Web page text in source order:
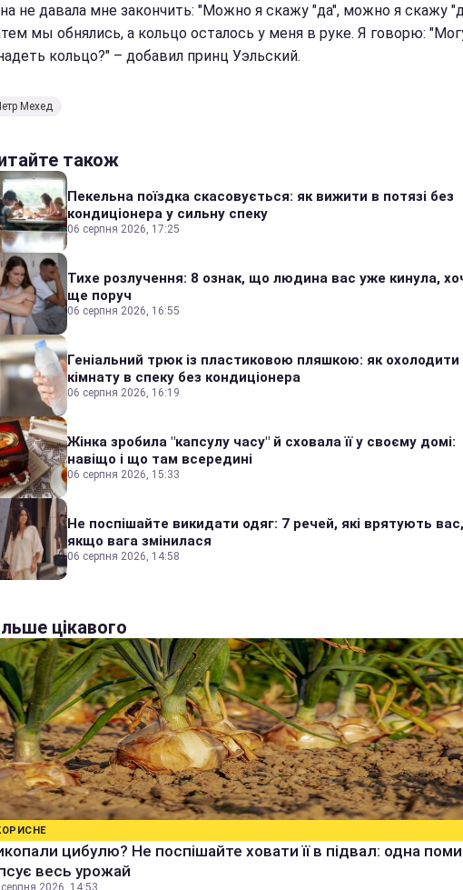
не давала мне закончить: "Можно я скажу "да", можно я скажу
мы обнялись, а кольцо осталось у меня в руке. Я говорю:
кольцо?" – добавил принц Уэльский.
Мехед
також
Пекельна поїздка скасовується: як вижити в потязі без
кондиціонера у сильну спеку
06 серпня 2026, 17:25
Тихе розлучення: 8 ознак, що людина вас уже кинула,
ще поруч
06 серпня 2026, 16:55
Геніальний трюк із пластиковою пляшкою: як охолодити
кімнату в спеку без кондиціонера
06 серпня 2026, 16:19
Жінка зробила "капсулу часу" й сховала її у своєму домі:
навіщо і що там всередині
06 серпня 2026, 15:33
Не поспішайте викидати одяг: 7 речей, які врятують вас,
якщо вага змінилася
06 серпня 2026, 14:58
цікавого
цибулю? Не поспішайте ховати її в підвал: одна
весь урожай
2026, 14:53